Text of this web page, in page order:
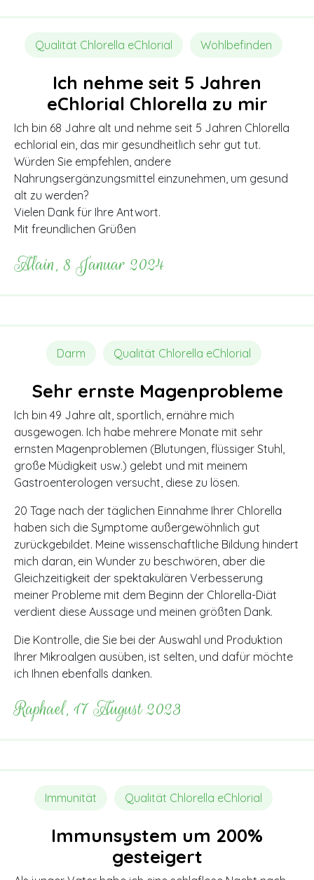
Qualität Chlorella eChlorial Wohlbefinden
Ich nehme seit 5 Jahren
eChlorial Chlorella zu mir
Ich bin 68 Jahre alt und nehme seit 5 Jahren Chlorella
echlorial ein, das mir gesundheitlich sehr gut tut.
Würden Sie empfehlen, andere
Nahrungsergänzungsmittel einzunehmen, um gesund
alt zu werden?
Vielen Dank für Ihre Antwort.
Mit freundlichen Grüßen
Alain, 8 Januar 2024
Darm Qualität Chlorella eChlorial
Sehr ernste Magenprobleme
Ich bin 49 Jahre alt, sportlich, ernähre mich
ausgewogen. Ich habe mehrere Monate mit sehr
ernsten Magenproblemen (Blutungen, flüssiger Stuhl,
große Müdigkeit usw.) gelebt und mit meinem
Gastroenterologen versucht, diese zu lösen.
20 Tage nach der täglichen Einnahme Ihrer Chlorella
haben sich die Symptome außergewöhnlich gut
zurückgebildet. Meine wissenschaftliche Bildung hindert
mich daran, ein Wunder zu beschwören, aber die
Gleichzeitigkeit der spektakulären Verbesserung
meiner Probleme mit dem Beginn der Chlorella-Diät
verdient diese Aussage und meinen größten Dank.
Die Kontrolle, die Sie bei der Auswahl und Produktion
Ihrer Mikroalgen ausüben, ist selten, und dafür möchte
ich Ihnen ebenfalls danken.
Raphael, 17 August 2023
Immunität Qualität Chlorella eChlorial
Immunsystem um 200%
gesteigert